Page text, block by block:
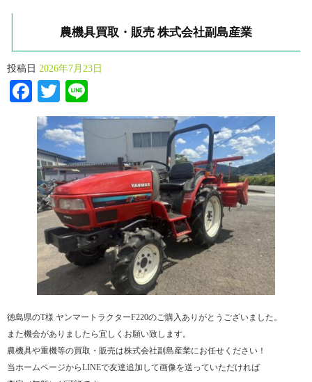
農機具買取・販売 株式会社副島産業
投稿日 2026年7月23日
Facebook
Twitter
徳島県のT様 ヤンマートラクターF220のご購入ありがとうございました。
また機会がありましたら宜しくお願い致します。
農機具や重機等の買取・販売は株式会社副島産業にお任せください！
当ホームページからLINEで友達追加して画像を送っていただければ